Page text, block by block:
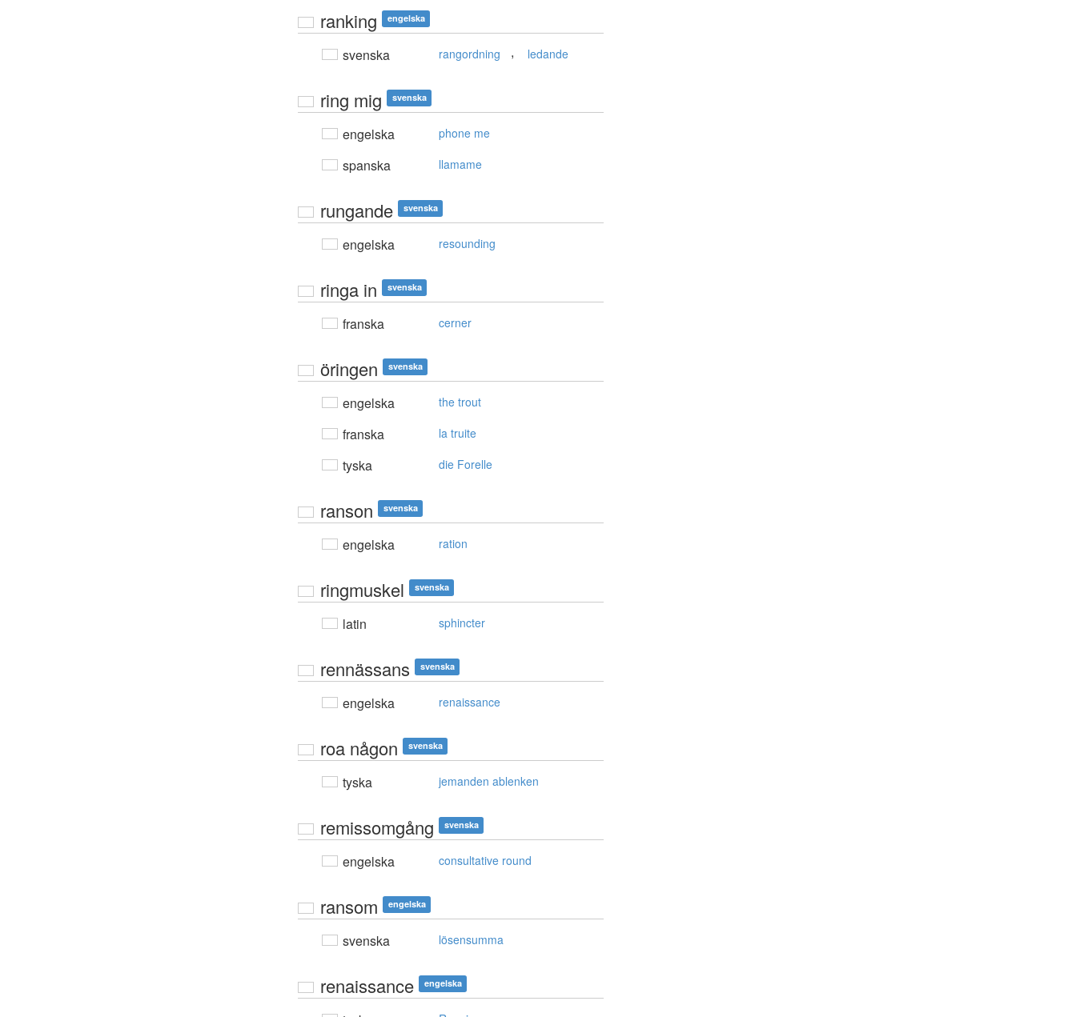
ranking engelska
svenska rangordning , ledande
ring mig svenska
engelska phone me
spanska llamame
rungande svenska
engelska resounding
ringa in svenska
franska cerner
öringen svenska
engelska the trout
franska la truite
tyska die Forelle
ranson svenska
engelska ration
ringmuskel svenska
latin sphincter
rennässans svenska
engelska renaissance
roa någon svenska
tyska jemanden ablenken
remissomgång svenska
engelska consultative round
ransom engelska
svenska lösensumma
renaissance engelska